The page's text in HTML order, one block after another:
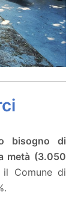
bisogno di
metà (3.050
il Comune di